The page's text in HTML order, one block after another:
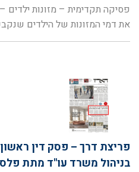
את דמי המזונות של הילדים
פריצת דרך – פסק דין
בניהול משרד עו"ד מתת פלסנר |